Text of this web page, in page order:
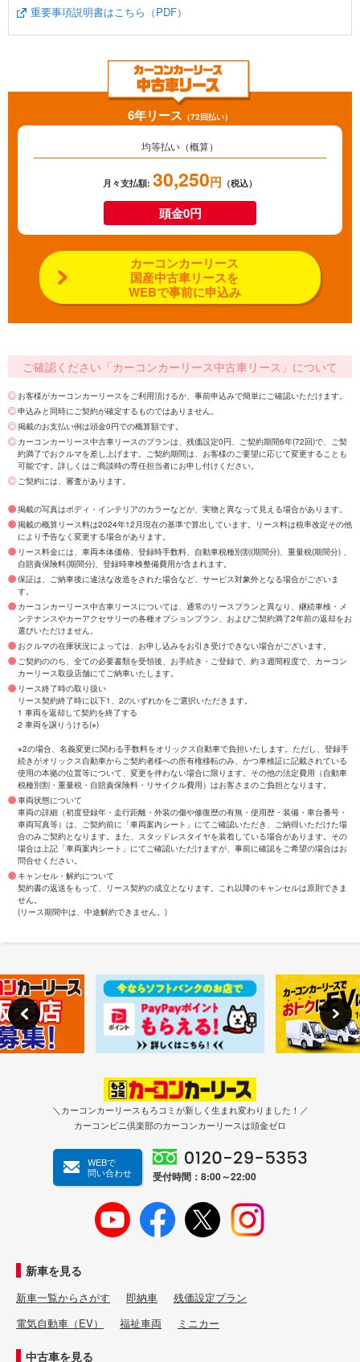
重要事項説明書はこちら（PDF）
6年リース （72回払い）
均等払い（概算）
月々支払額: 30,250円 （税込）
頭金0円
カーコンカーリース
国産中古車リースを
WEBで事前に申込み
ご確認ください「カーコンカーリース中古車リース」について
お客様がカーコンカーリースをご利用頂けるか、事前申込みで簡単にご確認いただけます。
申込みと同時にご契約が確定するものではありません。
掲載のお支払い例は頭金0円での概算額です。
カーコンカーリース中古車リースのプランは、残価設定0円、ご契約期間6年(72回)で、ご契
約満了でおクルマを差し上げます。ご契約期間は、お客様のご要望に応じて変更することも
可能です。詳しくはご商談時の専任担当者にお申し付けください。
ご契約には、審査があります。
掲載の写真はボディ・インテリアのカラーなどが、実物と異なって見える場合があります。
掲載の概算リース料は2024年12月現在の基準で算出しています。リース料は税率改定その他
により予告なく変更する場合があります。
リース料金には、車両本体価格、登録時手数料、自動車税種別割(期間分)、重量税(期間分) 、
自賠責保険料(期間分)、登録時車検整備費用が含まれます。
保証は、ご納車後に違法な改造をされた場合など、サービス対象外となる場合がございま
す。
カーコンカーリース中古車リースについては、通常のリースプランと異なり、継続車検・メ
ンテナンスやカーアクセサリーの各種オプションプラン、およびご契約満了2年前の返却をお
選びいただけません。
おクルマの在庫状況によっては、お申し込みをお引き受けできない場合がございます。
ご契約ののち、全ての必要書類を受領後、お手続き・ご登録で、約３週間程度で、カーコン
カーリース取扱店舗にてご納車いたします。
リース終了時の取り扱い
リース契約終了時に以下1、2のいずれかをご選択いただきます。
1 車両を返却して契約を終了する
2 車両を譲りうける(※)
※2の場合、名義変更に関わる手数料をオリックス自動車で負担いたします。ただし、登録手
続きがオリックス自動車からご契約者様への所有権移転のみ、かつ車検証に記載されている
使用の本拠の位置等について、変更を伴わない場合に限ります。その他の法定費用（自動車
税種別割・重量税・自賠責保険料・リサイクル費用）はお客さまのご負担となります。
車両状態について
車両の詳細（初度登録年・走行距離・外装の傷や修復歴の有無・使用歴・装備・車台番号・
車両写真等）は、ご契約前に「車両案内シート」にてご確認いただき、ご納得いただけた場
合のみご契約となります。また、スタッドレスタイヤを装着している場合があります。その
場合は上記「車両案内シート」にてご確認いただけますが、事前に確認をご希望の場合はお
問合せください。
キャンセル・解約について
契約書の返送をもって、リース契約の成立となります。これ以降のキャンセルは原則できま
せん。
(リース期間中は、中途解約できません。)
＼カーコンカーリースもろコミが新しく生まれ変わりました！／
カーコンビニ倶楽部のカーコンカーリースは頭金ゼロ
WEBで
問い合わせ
受付時間：8:00～22:00
新車を見る
新車一覧からさがす 即納車
残価設定プラン
電気自動車（EV）
福祉車両 ミニカー
中古車を見る